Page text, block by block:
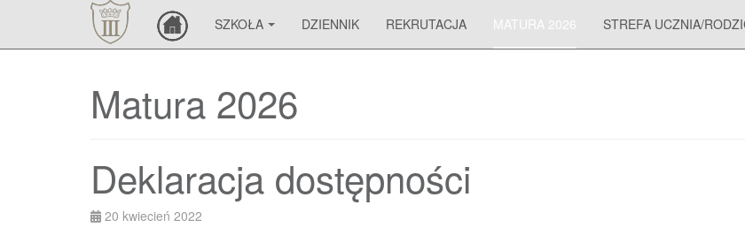
SZKOŁA DZIENNIK REKRUTACJA MATURA 2026 STREFA UCZNIA/
Matura 2026
Deklaracja dostępności
20 kwiecień 2022